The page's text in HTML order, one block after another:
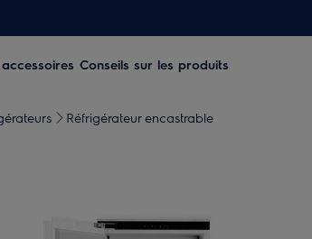
Conseils sur les produits
Réfrigérateur encastrable